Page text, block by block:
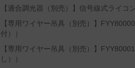
【適合調光器（別売）】信号線式ライコ
【専用ワイヤー吊具（別売）】
付））
【専用ワイヤー吊具（別売）】
し））